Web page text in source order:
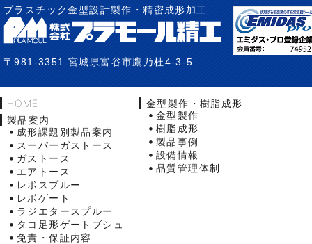
プラスチック金型設計製作・精密成形加工
〒981-3351 宮城県富谷市鷹乃杜4-3-5
HOME
製品案内
成形課題別製品案内
スーパーガストース
ガストース
エアトース
レボスプルー
レボゲート
ラジエタースプルー
タコ足形ゲートブシュ
免責・保証内容
金型製作・樹脂成形
金型製作
樹脂成形
製品事例
設備情報
品質管理体制